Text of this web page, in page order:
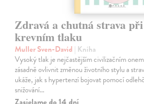
Zdravá a chutná strava
krevním tlaku
Muller Sven-David | Kniha
Vysoký tlak je nejčastějším civilizačním
zásadně ovlivnit změnou životního stylu a
ukáže, jak s hypertenzí bojovat pomocí
snižování…